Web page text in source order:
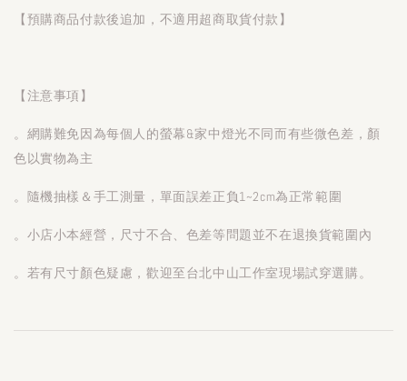
【預購商品付款後追加，不適用超商取貨付款】
【注意事項】
。網購難免因為每個人的螢幕&家中燈光不同而有些微色差，顏
色以實物為主
。隨機抽樣＆手工測量，單面誤差正負1~2cm為正常範圍
。小店小本經營，尺寸不合、色差等問題並不在退換貨範圍內
。若有尺寸顏色疑慮，歡迎至台北中山工作室現場試穿選購。